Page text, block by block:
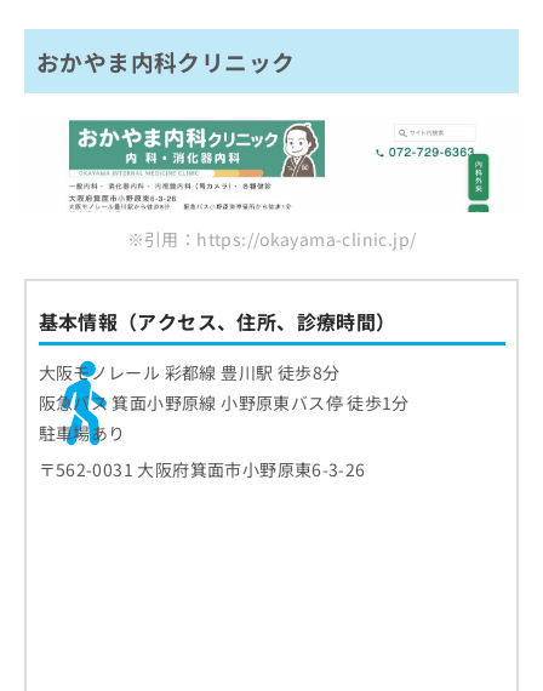
おかやま内科クリニック
※引用：https://okayama-clinic.jp/
基本情報（アクセス、住所、診療時間）
大阪モノレール 彩都線 豊川駅 徒歩8分
阪急バス 箕面小野原線 小野原東バス停 徒歩1分
駐車場あり
〒562-0031 大阪府箕面市小野原東6-3-26